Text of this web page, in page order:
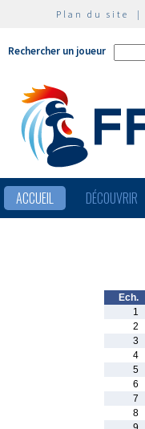
Plan du site |
Rechercher un joueur
ACCUEIL DÉCOUVRIR
Ech.
1
2
3
4
5
6
7
8